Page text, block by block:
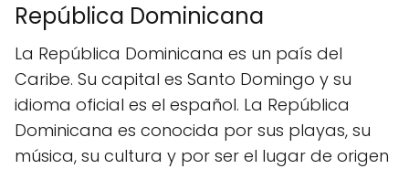
República Dominicana
La República Dominicana es un país del
Caribe. Su capital es Santo Domingo y su
idioma oficial es el español. La República
Dominicana es conocida por sus playas, su
música, su cultura y por ser el lugar de origen